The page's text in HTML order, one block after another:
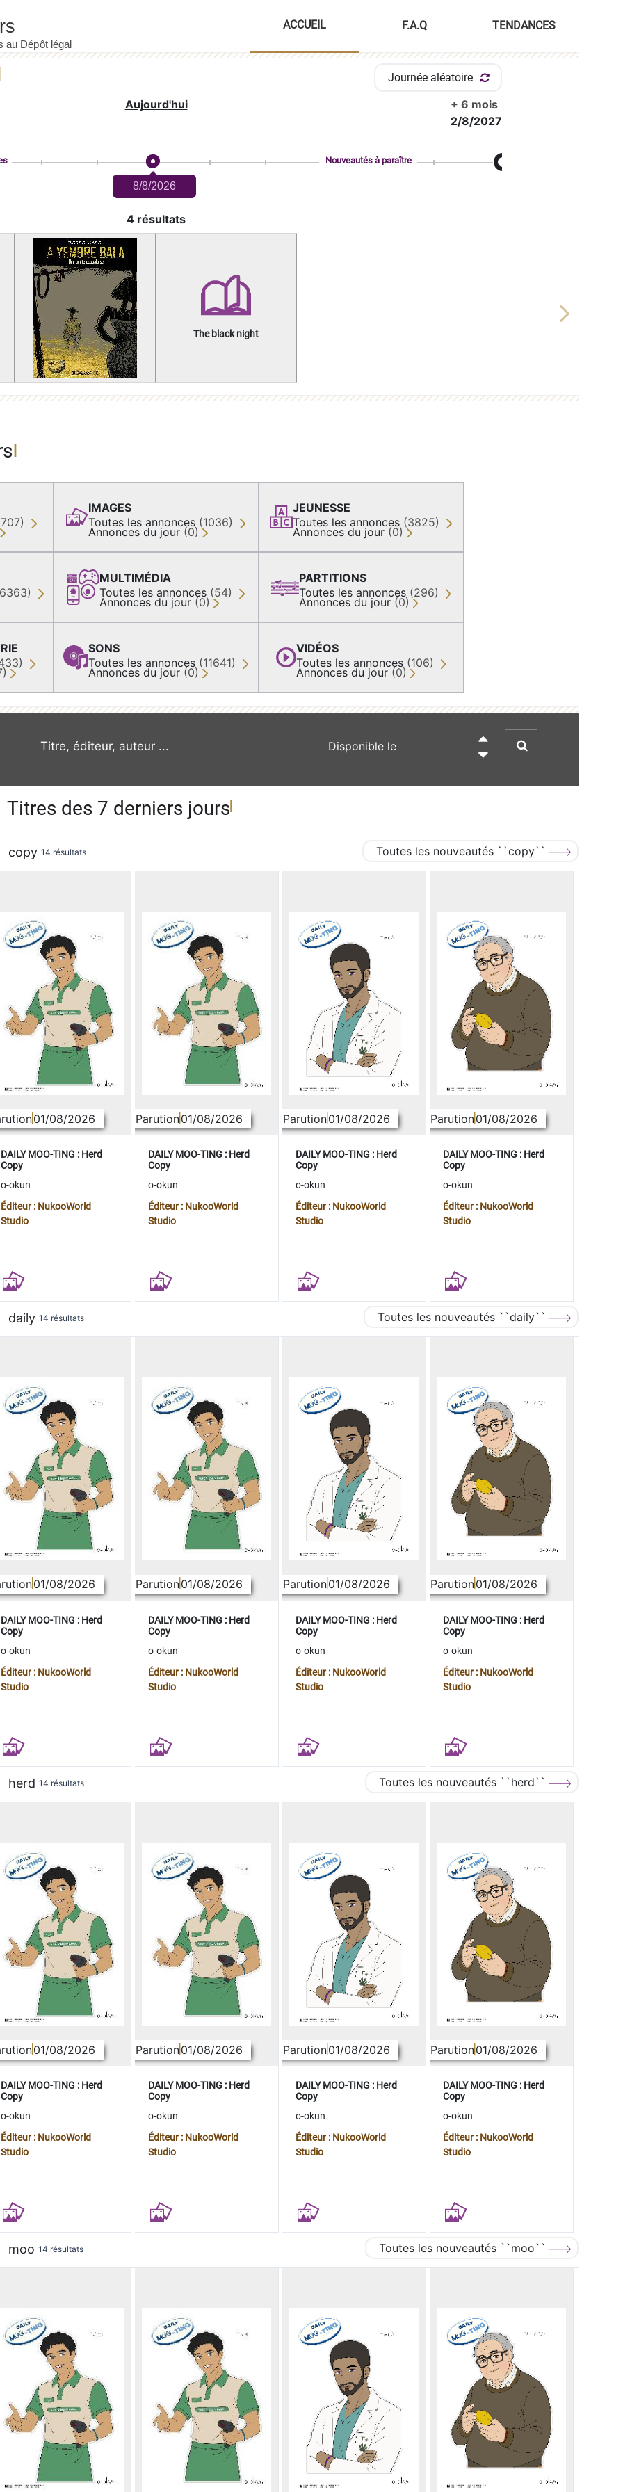
ACCUEIL F.A.Q TENDANCES
Journée aléatoire
Aujourd'hui
+ 6 mois
2/8/2027
8/8/2026
Nouveautés à paraître
4 résultats
The black night
Next
IMAGES
Toutes les annonces (1036)
Annonces du jour (0)
MULTIMÉDIA
Toutes les annonces (54)
Annonces du jour (0)
SONS
Toutes les annonces (11641)
Annonces du jour (0)
JEUNESSE
Toutes les annonces (3825)
Annonces du jour (0)
PARTITIONS
Toutes les annonces (296)
Annonces du jour (0)
VIDÉOS
Toutes les annonces (106)
Annonces du jour (0)
recherche par mot clé

Titres des 7 derniers jours
copy 14 résultats Toutes les nouveautés ``copy``
01/08/2026
DAILY MOO-TING : Herd
Copy
o-okun
Éditeur : NukooWorld
Studio
Parution01/08/2026
DAILY MOO-TING : Herd
Copy
o-okun
Éditeur : NukooWorld
Studio
Parution01/08/2026
DAILY MOO-TING : Herd
Copy
o-okun
Éditeur : NukooWorld
Studio
Parution01/08/2026
DAILY MOO-TING : Herd
Copy
o-okun
Éditeur : NukooWorld
Studio
daily 14 résultats Toutes les nouveautés ``daily``
01/08/2026
DAILY MOO-TING : Herd
Copy
o-okun
Éditeur : NukooWorld
Studio
Parution01/08/2026
DAILY MOO-TING : Herd
Copy
o-okun
Éditeur : NukooWorld
Studio
Parution01/08/2026
DAILY MOO-TING : Herd
Copy
o-okun
Éditeur : NukooWorld
Studio
Parution01/08/2026
DAILY MOO-TING : Herd
Copy
o-okun
Éditeur : NukooWorld
Studio
herd 14 résultats Toutes les nouveautés ``herd``
01/08/2026
DAILY MOO-TING : Herd
Copy
o-okun
Éditeur : NukooWorld
Studio
Parution01/08/2026
DAILY MOO-TING : Herd
Copy
o-okun
Éditeur : NukooWorld
Studio
Parution01/08/2026
DAILY MOO-TING : Herd
Copy
o-okun
Éditeur : NukooWorld
Studio
Parution01/08/2026
DAILY MOO-TING : Herd
Copy
o-okun
Éditeur : NukooWorld
Studio
moo 14 résultats Toutes les nouveautés ``moo``